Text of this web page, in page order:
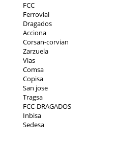
FCC
Ferrovial
Dragados
Acciona
Corsan-corvian
Zarzuela
Vias
Comsa
Copisa
San jose
Tragsa
FCC-DRAGADOS
Inbisa
Sedesa